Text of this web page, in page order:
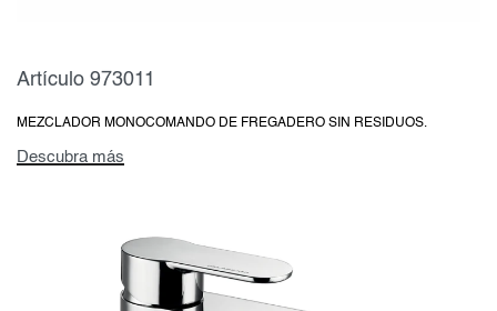
Artículo 973011
MEZCLADOR MONOCOMANDO DE FREGADERO SIN RESIDUOS.
Descubra más